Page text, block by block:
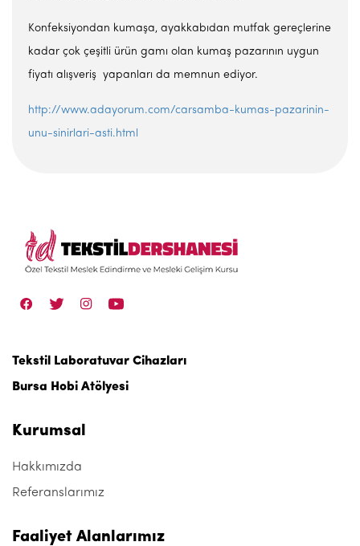
Konfeksiyondan kumaşa, ayakkabıdan mutfak gereçlerine
kadar çok çeşitli ürün gamı olan kumaş pazarının uygun
fiyatı alışveriş yapanları da memnun ediyor.
http://www.adayorum.com/carsamba-kumas-pazarinin-
unu-sinirlari-asti.html
Tekstil Laboratuvar Cihazları
Bursa Hobi Atölyesi
Kurumsal
Hakkımızda
Referanslarımız
Faaliyet Alanlarımız